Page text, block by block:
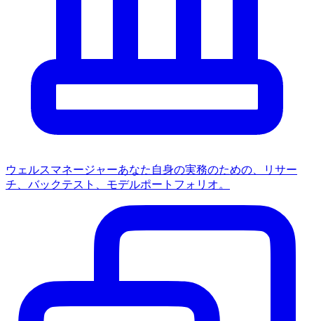
ウェルスマネージャーあなた自身の実務のための、リサー
チ、バックテスト、モデルポートフォリオ。